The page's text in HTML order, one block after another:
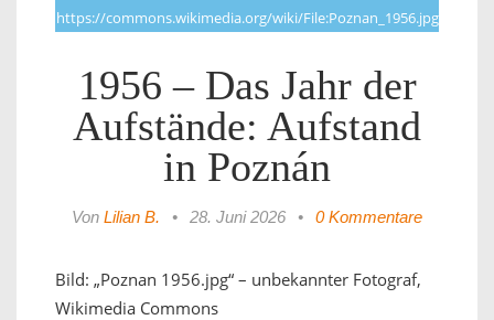
https://commons.wikimedia.org/wiki/File:Poznan_1956.jpg
1956 – Das Jahr der
Aufstände: Aufstand
in Poznán
Von Lilian B. • 28. Juni 2026 • 0 Kommentare
Bild: „Poznan 1956.jpg“ – unbekannter Fotograf,
Wikimedia Commons